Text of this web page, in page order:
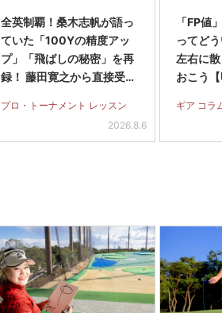
全英制覇！桑木志帆が語っ
ていた「100Yの精度アッ
プ」「飛ばしの秘密」を再
録！ 藤田寛之から直接受け
プロ・トーナメント レッスン
2026.8.6
「FP値
ってど
左右に
おこう
ギア コラ